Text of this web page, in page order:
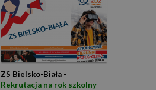
ZS Bielsko-Biała -
Rekrutacja na rok szkolny